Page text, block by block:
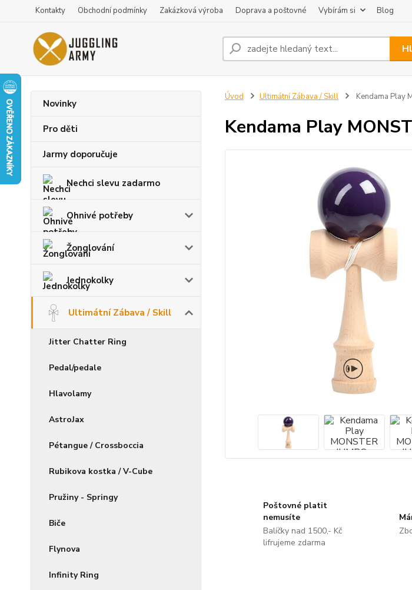
Kontakty Obchodní podmínky Zakázková výroba Doprava a poštovné Vybírám si Blog
Novinky
Pro děti
Jarmy doporučuje
Nechci slevu zadarmo
Ohnivé potřeby
Žonglování
Jednokolky
Ultimátní Zábava / Skill
Jitter Chatter Ring
Pedal/pedale
Hlavolamy
AstroJax
Pétangue / Crossboccia
Rubikova kostka / V-Cube
Pružiny - Springy
Biče
Flynova
Infinity Ring
Úvod Ultimátní Zábava / Skill Kendama Play
Kendama Play
Poštovné platit
nemusíte
Balíčky nad 1500,- Kč
lifrujeme zdarma